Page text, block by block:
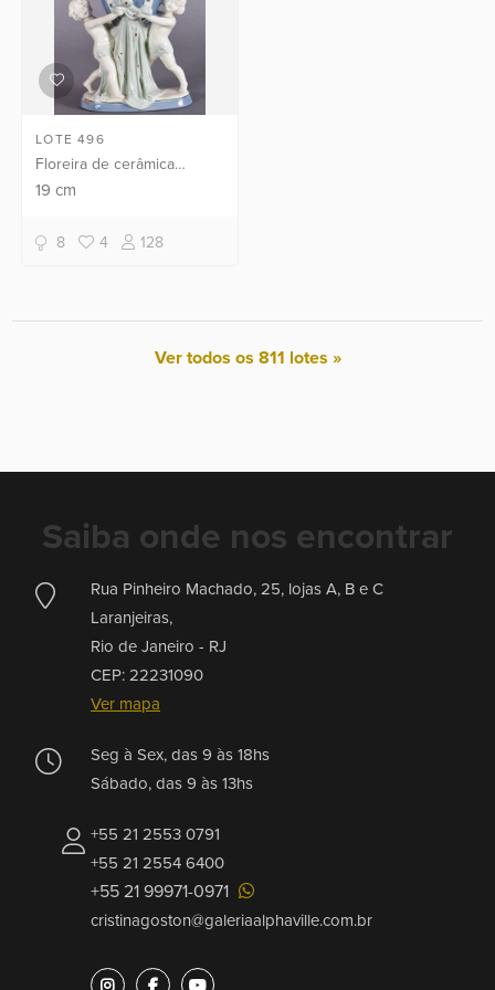
LOTE 496
Floreira de cerâmica
craquelê policromada, base
angelicais segurando
tecido.
19cm
8 4 128
Ver todos os 811 lotes »
Saiba onde nos encontrar
Rua Pinheiro Machado, 25, lojas A, B e C
Laranjeiras,
Rio de Janeiro - RJ
CEP: 22231090
Ver mapa
Seg à Sex, das 9 às 18hs
Sábado, das 9 às 13hs
+55 21 2553 0791
+55 21 2554 6400
+55 21 99971-0971
cristinagoston@galeriaalphaville.com.br